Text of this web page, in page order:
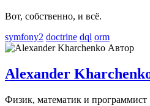
Вот, собственно, и всё.
symfony2 doctrine dql orm
Автор
Alexander
Физик, математик и программист